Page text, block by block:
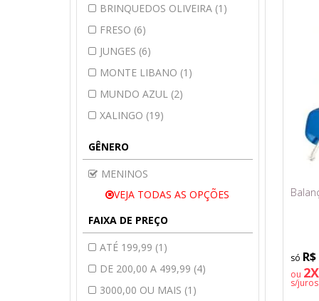
BRINQUEDOS OLIVEIRA (1)
FRESO (6)
JUNGES (6)
MONTE LIBANO (1)
MUNDO AZUL (2)
XALINGO (19)
GÊNERO
MENINOS
VEJA TODAS AS OPÇÕES
FAIXA DE PREÇO
ATÉ 199,99 (1)
DE 200,00 A 499,99 (4)
3000,00 OU MAIS (1)
ou
s/juros